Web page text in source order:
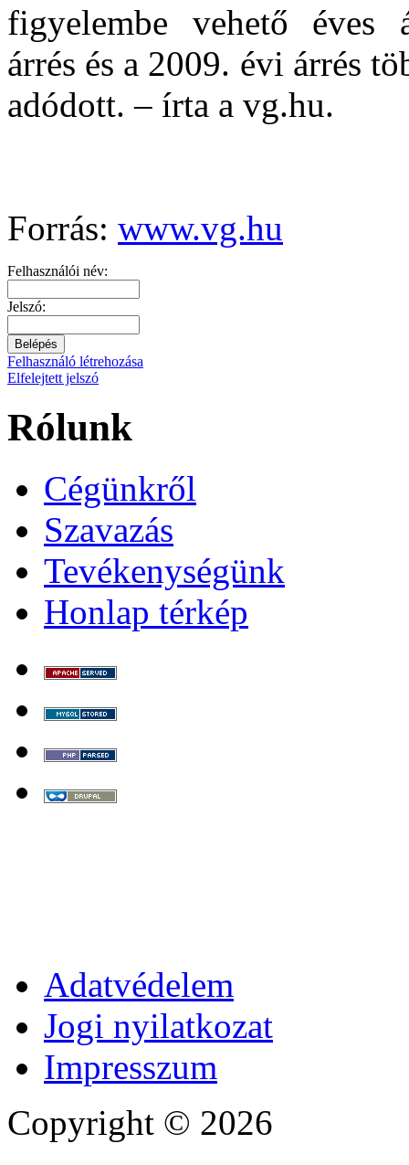
figyelembe vehető éves
árrés és a 2009. évi árrés
adódott. – írta a vg.hu.
Forrás: www.vg.hu
Felhasználói név:
Jelszó:
Felhasználó létrehozása
Elfelejtett jelszó
Rólunk
Cégünkről
Szavazás
Tevékenységünk
Honlap térkép
Adatvédelem
Jogi nyilatkozat
Impresszum
Copyright © 2026